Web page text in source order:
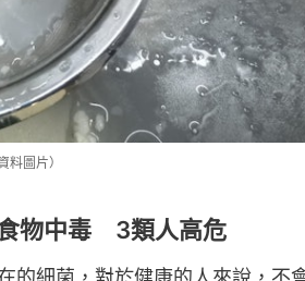
圖片）
物中毒 3類人高危